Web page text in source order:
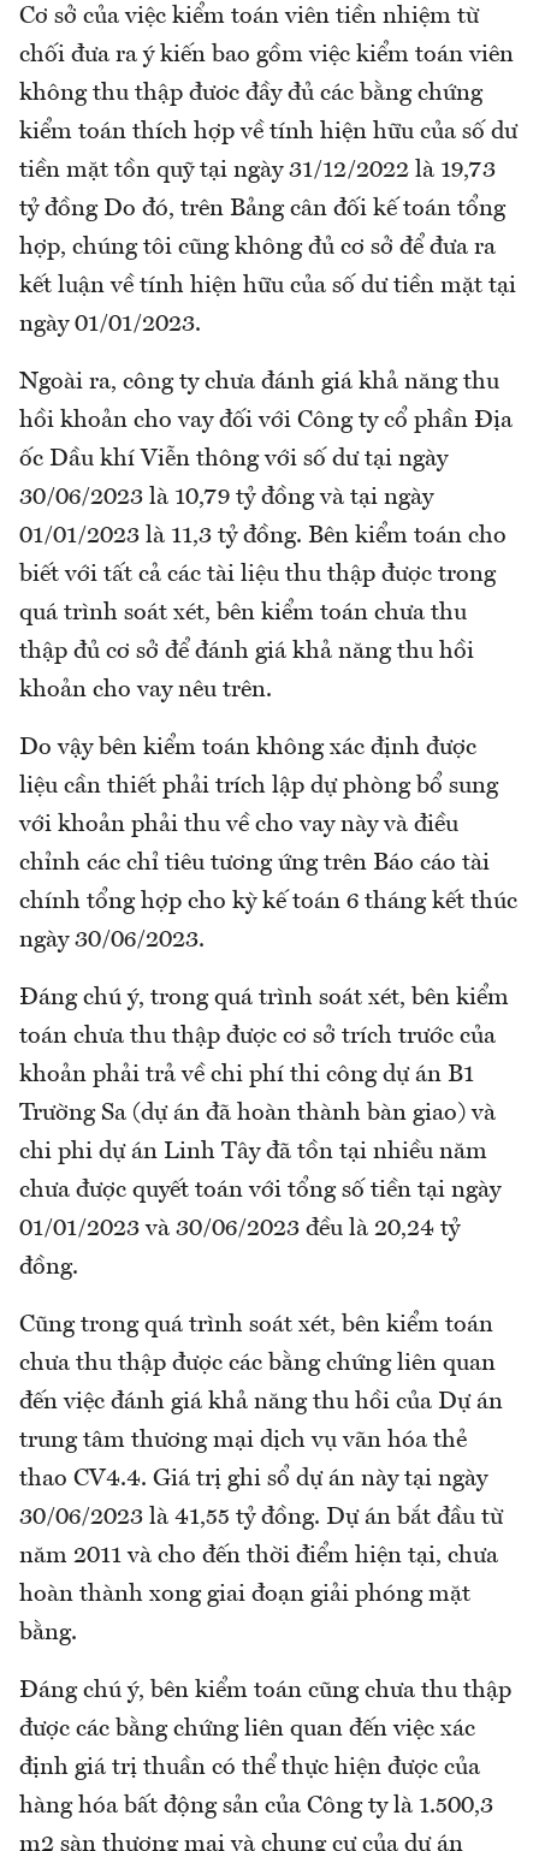
Cơ sở của việc kiểm toán viên tiền nhiệm từ
chối đưa ra ý kiến bao gồm việc kiểm toán viên
không thu thập đươc đầy đủ các bằng chứng
kiểm toán thích hợp về tính hiện hữu của số dư
tiền mặt tồn quỹ tại ngày 31/12/2022 là 19,73
tỷ đồng Do đó, trên Bảng cân đối kế toán tổng
hợp, chúng tôi cũng không đủ cơ sở để đưa ra
kết luận về tính hiện hữu của số dư tiền mặt tại
ngày 01/01/2023.
Ngoài ra, công ty chưa đánh giá khả năng thu
hồi khoản cho vay đối với Công ty cổ phần Địa
ốc Dầu khí Viễn thông với số dư tại ngày
30/06/2023 là 10,79 tỷ đồng và tại ngày
01/01/2023 là 11,3 tỷ đồng. Bên kiểm toán cho
biết với tất cả các tài liệu thu thập được trong
quá trình soát xét, bên kiểm toán chưa thu
thập đủ cơ sở để đánh giá khả năng thu hồi
khoản cho vay nêu trên.
Do vậy bên kiểm toán không xác định được
liệu cần thiết phải trích lập dự phòng bổ sung
với khoản phải thu về cho vay này và điều
chỉnh các chỉ tiêu tương ứng trên Báo cáo tài
chính tổng hợp cho kỳ kế toán 6 tháng kết thúc
ngày 30/06/2023.
Đáng chú ý, trong quá trình soát xét, bên kiểm
toán chưa thu thập được cơ sở trích trước của
khoản phải trả về chi phí thi công dự án B1
Trường Sa (dự án đã hoàn thành bàn giao) và
chi phi dự án Linh Tây đã tồn tại nhiều năm
chưa được quyết toán với tổng số tiền tại ngày
01/01/2023 và 30/06/2023 đều là 20,24 tỷ
đồng.
Cũng trong quá trình soát xét, bên kiểm toán
chưa thu thập được các bằng chứng liên quan
đến việc đánh giá khả năng thu hồi của Dự án
trung tâm thương mại dịch vụ vãn hóa thẻ
thao CV4.4. Giá trị ghi sổ dự án này tại ngày
30/06/2023 là 41,55 tỷ đồng. Dự án bắt đầu từ
năm 2011 và cho đến thời điểm hiện tại, chưa
hoàn thành xong giai đoạn giải phóng mặt
bằng.
Đáng chú ý, bên kiểm toán cũng chưa thu thập
được các bằng chứng liên quan đến việc xác
định giá trị thuần có thể thực hiện được của
hàng hóa bất động sản của Công ty là 1.500,3
m2 sàn thương mại và chung cư của dự án